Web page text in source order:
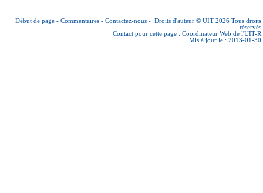
Début de page - Commentaires - Contactez-nous - Droits d'auteur © UIT 2026 Tous droits
réservés
Contact pour cette page : Coordinateur Web de l'UIT-R
Mis à jour le : 2013-01-30